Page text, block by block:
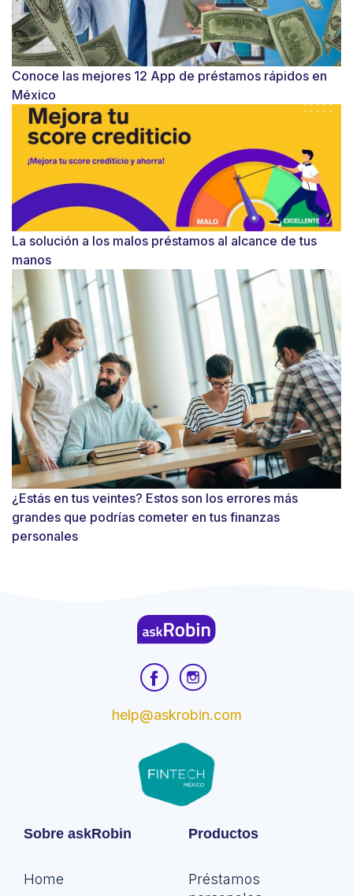
Conoce las mejores 12 App de préstamos rápidos en
México
La solución a los malos préstamos al alcance de tus
manos
¿Estás en tus veintes? Estos son los errores más
grandes que podrías cometer en tus finanzas
personales
Sobre askRobin
Home
Productos
Préstamos
help@askrobin.com